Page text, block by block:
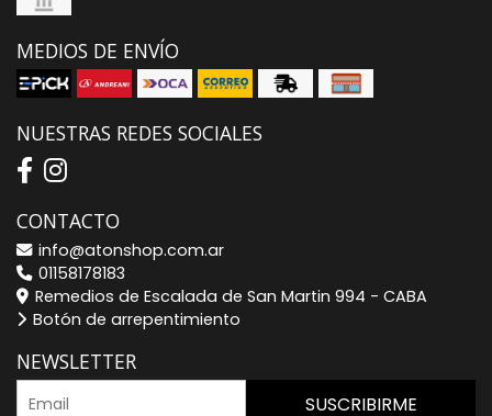
MEDIOS DE ENVÍO
NUESTRAS REDES SOCIALES
CONTACTO
info@atonshop.com.ar
01158178183
Remedios de Escalada de San Martin 994 - CABA
Botón de arrepentimiento
NEWSLETTER
SUSCRIBIRME